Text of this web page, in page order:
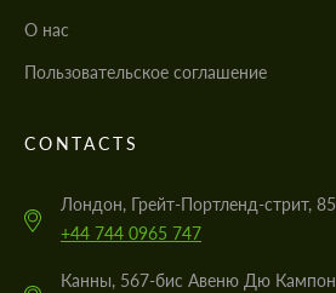
О нас
Пользовательское соглашение
CONTACTS
Лондон, Грейт-Портленд-стрит, 85
+44 744 0965 747
Канны, 567-бис Авеню Дю Кампон